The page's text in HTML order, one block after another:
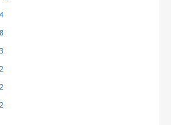
4
8
3
2
2
2